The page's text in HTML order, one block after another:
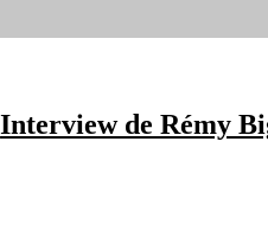
Interview de Rémy